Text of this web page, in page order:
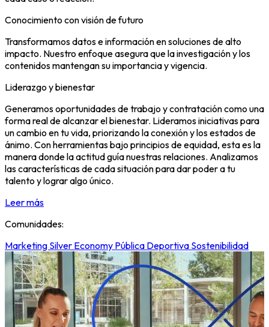
Conocimiento con visión de futuro
Transformamos datos e información en soluciones de alto
impacto. Nuestro enfoque asegura que la investigación y los
contenidos mantengan su importancia y vigencia.
Liderazgo y bienestar
Generamos oportunidades de trabajo y contratación como una
forma real de alcanzar el bienestar. Lideramos iniciativas para
un cambio en tu vida, priorizando la conexión y los estados de
ánimo. Con herramientas bajo principios de equidad, esta es la
manera donde la actitud guía nuestras relaciones. Analizamos
las características de cada situación para dar poder a tu
talento y lograr algo único.
Leer más
Comunidades:
Marketing Silver Economy Pública Deportiva Sostenibilidad